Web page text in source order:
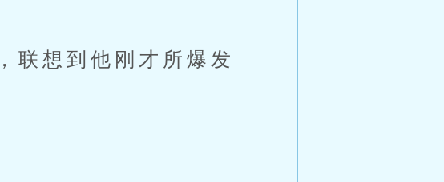
想到他刚才所爆发